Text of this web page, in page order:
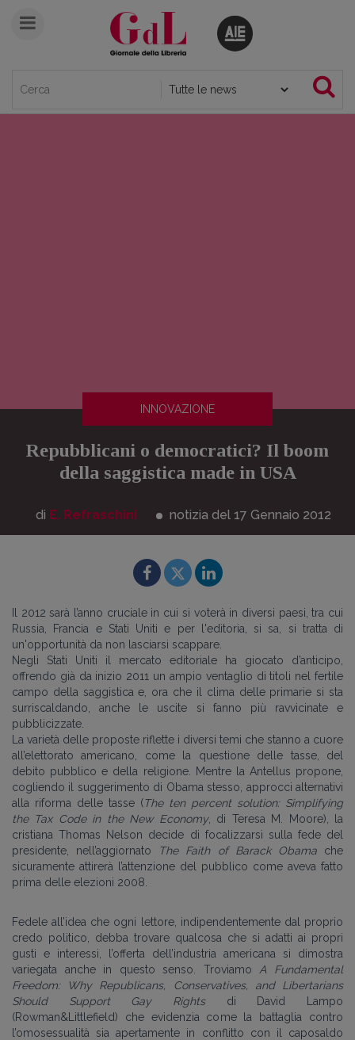
INNOVAZIONE
Repubblicani o democratici? Il boom
della saggistica made in USA
di E. Refraschini notizia del 17 Gennaio 2012
Il 2012 sarà l’anno cruciale in cui si voterà in diversi paesi, tra cui
Russia, Francia e Stati Uniti e per l'editoria, si sa, si tratta di
un'opportunità da non lasciarsi scappare.
Negli Stati Uniti il mercato editoriale ha giocato d’anticipo,
offrendo già da inizio 2011 un ampio ventaglio di titoli nel fertile
campo della saggistica e, ora che il clima delle primarie si sta
surriscaldando, anche le uscite si fanno più ravvicinate e
pubblicizzate.
La varietà delle proposte riflette i diversi temi che stanno a cuore
all’elettorato americano, come la questione delle tasse, del
debito pubblico e della religione. Mentre la Antellus propone,
cogliendo il suggerimento di Obama stesso, approcci alternativi
alla riforma delle tasse (The ten percent solution: Simplifying
the Tax Code in the New Economy, di Teresa M. Moore), la
cristiana Thomas Nelson decide di focalizzarsi sulla fede del
presidente, nell’aggiornato
The Faith of Barack Obama che
sicuramente attirerà l’attenzione del pubblico come aveva fatto
prima delle elezioni 2008.
Fedele all’idea che ogni lettore, indipendentemente dal proprio
credo politico, debba trovare qualcosa che si adatti ai propri
gusti e interessi, l’offerta dell’industria americana si dimostra
variegata anche in questo senso. Troviamo A Fundamental
Freedom: Why Republicans, Conservatives, and Libertarians
Should Support Gay Rightsdi David Lampo
(Rowman&Littlefield) che evidenzia come la battaglia contro
l’omosessualità sia apertamente in conflitto con il caposaldo